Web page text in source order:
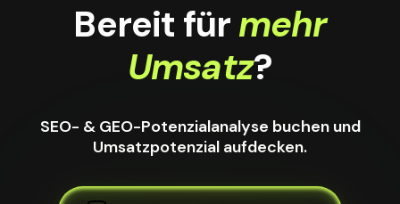
Bereit fürmehr
Umsatz?
SEO- & GEO-Potenzialanalyse buchen und
Umsatzpotenzial aufdecken.